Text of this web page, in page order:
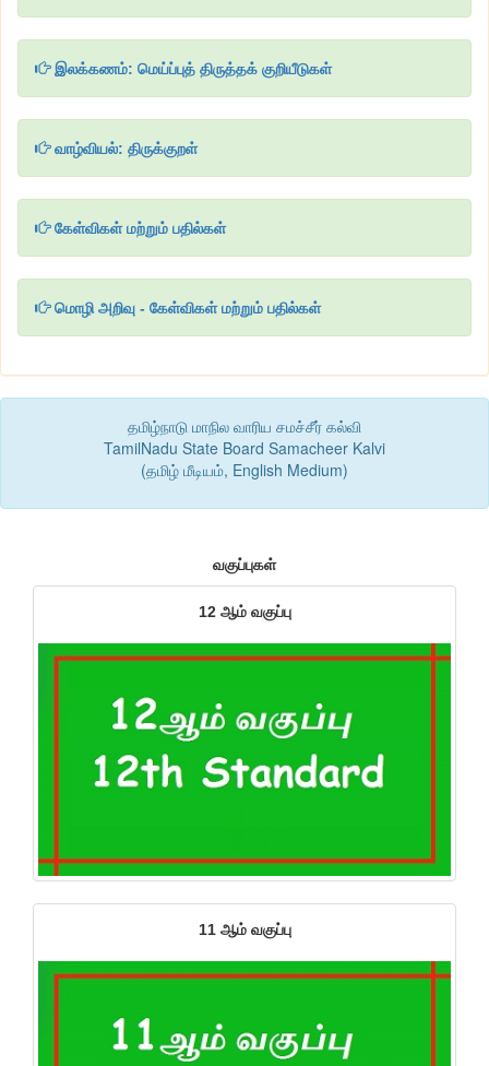
இலக்கணம்: மெய்ப்புத் திருத்தக் குறியீடுகள்
வாழ்வியல்: திருக்குறள்
கேள்விகள் மற்றும் பதில்கள்
மொழி அறிவு - கேள்விகள் மற்றும் பதில்கள்
தமிழ்நாடு மாநில வாரிய சமச்சீர் கல்வி
TamilNadu State Board Samacheer Kalvi
(தமிழ் மீடியம், English Medium)
வகுப்புகள்
12 ஆம் வகுப்பு
11 ஆம் வகுப்பு